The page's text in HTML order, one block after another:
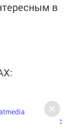
в
, а также
Макс